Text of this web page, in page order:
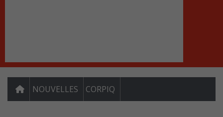
NOUVELLES CORPIQ